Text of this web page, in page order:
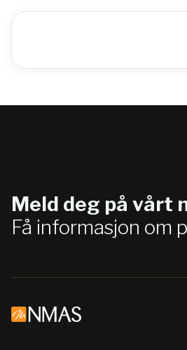
Meld deg på vårt
Få informasjon om